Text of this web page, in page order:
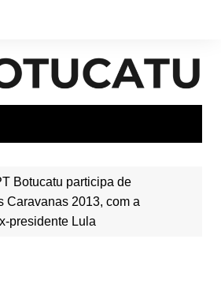
Botucatu participa de
Caravanas 2013, com a
presidente Lula